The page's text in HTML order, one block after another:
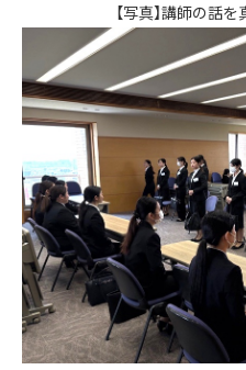
【写真】講師の話